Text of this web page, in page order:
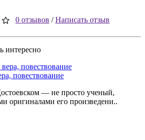
0 отзывов /Написать отзыв
интересно
повествование
— не просто ученый,
оригиналами его произведени..